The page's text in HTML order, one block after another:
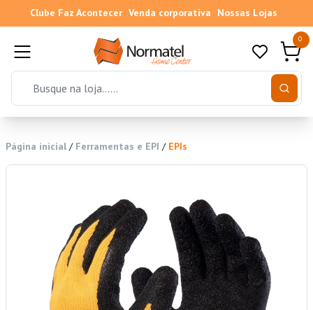
Clube Faz Acontecer Venda corporativa Nossas Lojas
0
Página inicial / Ferramentas e EPI / EPIs